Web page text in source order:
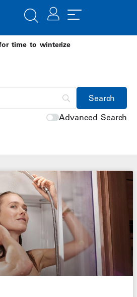
time to winterize
Advanced Search